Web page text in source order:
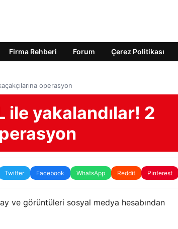
Firma Rehberi Forum Çerez Politikası
operasyon
yakalandılar! 2
Twitter Facebook WhatsApp Reddit Pinterest
ve görüntüleri sosyal medya hesabından